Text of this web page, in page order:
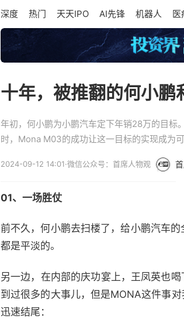
深度 热门 天天IPO AI先锋 机器人 医
十年，被推翻的何小鹏
年初，何小鹏为小鹏汽车定下年销28万的目
时，Mona M03的成功让这一目标的实现成为可
2024-09-12 14:01·微信公众号：首席人物观
01、 一场胜仗
前不久，何小鹏去扫楼了，给小鹏汽车
都是平淡的。
另一边，在内部的庆功宴上，王凤英也
到过很多的大事儿，但是MONA这件事
迅速结尾：